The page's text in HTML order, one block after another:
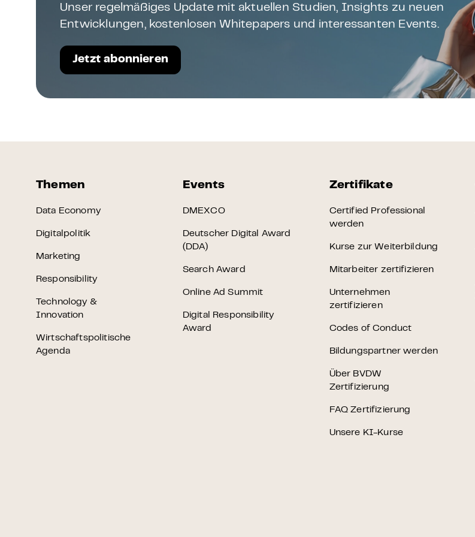
Unser regelmäßiges Update mit aktuellen Studien, Insights zu neuen
Entwicklungen, kostenlosen Whitepapers und interessanten Events.
Jetzt abonnieren
Themen
Data Economy
Digitalpolitik
Marketing
Responsibility
Technology &
Innovation
Wirtschaftspolitische
Agenda
Events
DMEXCO
Deutscher Digital Award
(DDA)
Search Award
Online Ad Summit
Digital Responsibility
Award
Zertifikate
Certified Professional
werden
Kurse zur Weiterbildung
Mitarbeiter zertifizieren
Unternehmen
zertifizieren
Codes of Conduct
Bildungspartner werden
Über BVDW
Zertifizierung
FAQ Zertifizierung
Unsere KI-Kurse